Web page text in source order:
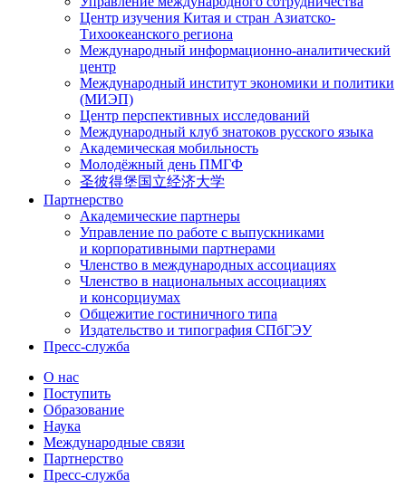
Центр изучения Китая и стран Азиатско-
Тихоокеанского региона
Международный информационно-аналитический
центр
Международный институт экономики и политики
(МИЭП)
Центр перспективных исследований
Международный клуб знатоков русского языка
Академическая мобильность
Молодёжный день ПМГФ
圣彼得堡国立经济大学
Партнерство
Академические партнеры
Управление по работе с выпускниками
и корпоративными партнерами
Членство в международных ассоциациях
Членство в национальных ассоциациях
и консорциумах
Общежитие гостиничного типа
Издательство и типография СПбГЭУ
Пресс-служба
О нас
Поступить
Образование
Наука
Международные связи
Партнерство
Пресс-служба